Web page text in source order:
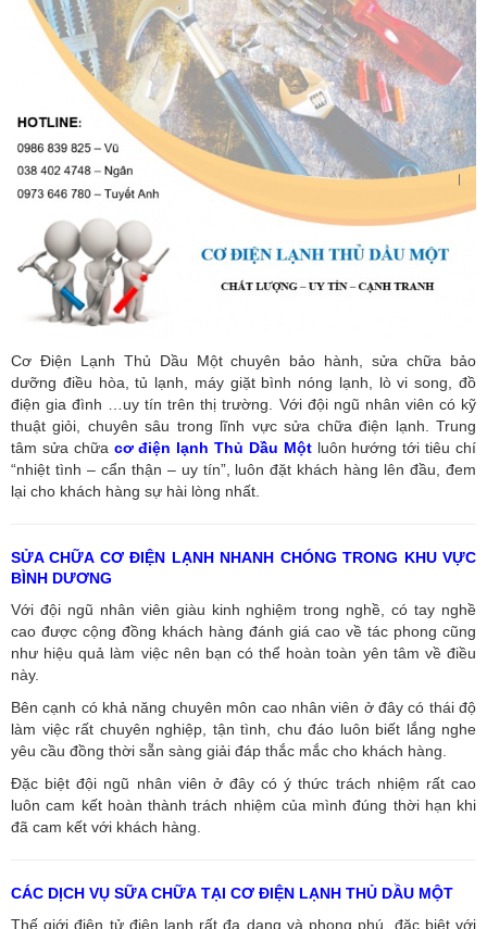
Cơ Điện Lạnh Thủ Dầu Một chuyên bảo hành, sửa chữa bảo
dưỡng điều hòa, tủ lạnh, máy giặt bình nóng lạnh, lò vi song, đồ
điện gia đình …uy tín trên thị trường. Với đội ngũ nhân viên có kỹ
thuật giỏi, chuyên sâu trong lĩnh vực sửa chữa điện lạnh. Trung
tâm sửa chữa cơ điện lạnh Thủ Dầu Mộtluôn hướng tới tiêu chí
“nhiệt tình – cẩn thận – uy tín”, luôn đặt khách hàng lên đầu, đem
lại cho khách hàng sự hài lòng nhất.
SỬA CHỮA CƠ ĐIỆN LẠNH NHANH CHÓNG TRONG KHU VỰC
BÌNH DƯƠNG
Với đội ngũ nhân viên giàu kinh nghiệm trong nghề, có tay nghề
cao được cộng đồng khách hàng đánh giá cao về tác phong cũng
như hiệu quả làm việc nên bạn có thể hoàn toàn yên tâm về điều
này.
Bên cạnh có khả năng chuyên môn cao nhân viên ở đây có thái độ
làm việc rất chuyên nghiệp, tận tình, chu đáo luôn biết lắng nghe
yêu cầu đồng thời sẵn sàng giải đáp thắc mắc cho khách hàng.
Đặc biệt đội ngũ nhân viên ở đây có ý thức trách nhiệm rất cao
luôn cam kết hoàn thành trách nhiệm của mình đúng thời hạn khi
đã cam kết với khách hàng.
CÁC DỊCH VỤ SỮA CHỮA TẠI CƠ ĐIỆN LẠNH THỦ DẦU MỘT
Thế giới điện tử điện lạnh rất đa dạng và phong phú, đặc biệt với